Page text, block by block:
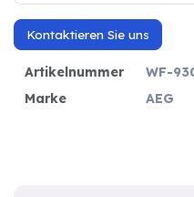
Kontaktieren Sie uns
Artikelnummer
WF-
Marke
AEG